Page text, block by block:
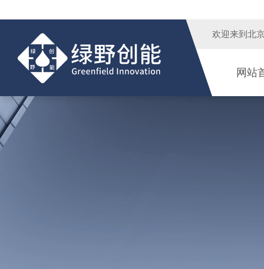
欢迎来到 北
网站